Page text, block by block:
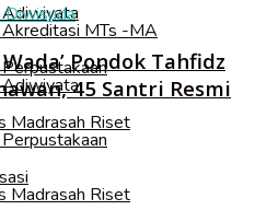
Madrasah Riset
MTs -MA
Madrasah Riset
Pondok Tahfidz
45 Santri Resmi